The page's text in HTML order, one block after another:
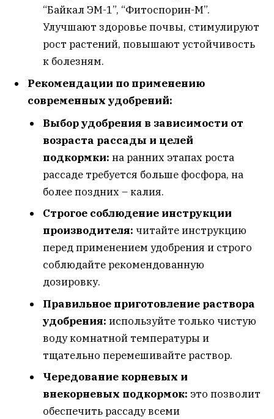
“Байкал ЭМ-1”, “Фитоспорин-М”.
Улучшают здоровье почвы, стимулируют
рост растений, повышают устойчивость
к болезням.
Рекомендации по применению
современных удобрений:
Выбор удобрения в зависимости от
возраста рассады и целей
подкормки: на ранних этапах роста
рассаде требуется больше фосфора, на
более поздних – калия.
Строгое соблюдение инструкции
производителя: читайте инструкцию
перед применением удобрения и строго
соблюдайте рекомендованную
дозировку.
Правильное приготовление раствора
удобрения: используйте только чистую
воду комнатной температуры и
тщательно перемешивайте раствор.
Чередование корневых и
внекорневых подкормок: это позволит
обеспечить рассаду всеми